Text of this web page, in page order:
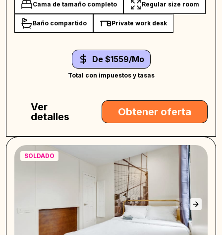
Cama de tamaño completo Regular size room
Baño compartido Private work desk
De $1559/Mo
Total con impuestos y tasas
Ver
detalles
Obtener oferta
SOLDADO